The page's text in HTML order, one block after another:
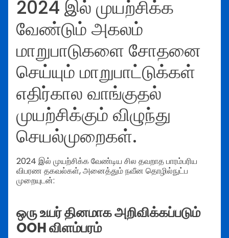
2024 இல் முயற்சிக்க
வேண்டும் அகலம்
மாறுபாடுகளை சோதனை
செய்யும் மாறுபாட்டுக்கள்
எதிர்கால வாங்குதல்
முயற்சிக்கும் விழுந்து
செயல்முறைகள்.
2024 இல் முயற்சிக்க வேண்டிய சில தவறாத பாரம்பரிய
விபரண தகவல்கள், அனைத்தும் நவீன தொழில்நுட்ப
முறையுடன்:
ஒரு உயர் தினமாக அறிவிக்கப்படும்
OOH விளம்பரம்